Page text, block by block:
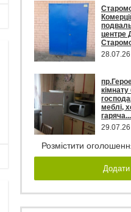
центре
28.07.26
меблі,
гаряча...
29.07.26
Розмістити
Додати